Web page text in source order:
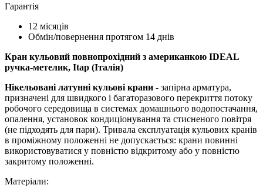
Гарантія
12 місяців
Обмін/повернення протягом 14 днів
Кран кульовий повнопрохідний з американкою IDEAL
ручка-метелик, Itap (Італія)
Нікельовані латунні кульові крани - запірна арматура,
призначені для швидкого і багаторазового перекриття потоку
робочого середовища в системах домашнього водопостачання,
опалення, установок кондиціонування та стисненого повітря
(не підходять для пари). Тривала експлуатація кульових кранів
в проміжному положенні не допускається: крани повинні
використовуватися у повністю відкритому або у повністю
закритому положенні.
Матеріали: